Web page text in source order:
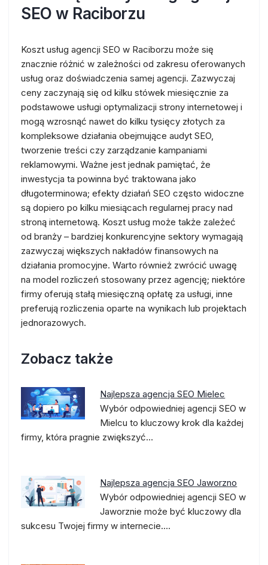
SEO w Raciborzu
Koszt usług agencji SEO w Raciborzu może się
znacznie różnić w zależności od zakresu oferowanych
usług oraz doświadczenia samej agencji. Zazwyczaj
ceny zaczynają się od kilku stówek miesięcznie za
podstawowe usługi optymalizacji strony internetowej i
mogą wzrosnąć nawet do kilku tysięcy złotych za
kompleksowe działania obejmujące audyt SEO,
tworzenie treści czy zarządzanie kampaniami
reklamowymi. Ważne jest jednak pamiętać, że
inwestycja ta powinna być traktowana jako
długoterminowa; efekty działań SEO często widoczne
są dopiero po kilku miesiącach regularnej pracy nad
stroną internetową. Koszt usług może także zależeć
od branży – bardziej konkurencyjne sektory wymagają
zazwyczaj większych nakładów finansowych na
działania promocyjne. Warto również zwrócić uwagę
na model rozliczeń stosowany przez agencję; niektóre
firmy oferują stałą miesięczną opłatę za usługi, inne
preferują rozliczenia oparte na wynikach lub projektach
jednorazowych.
Zobacz także
Najlepsza agencja SEO Mielec
Wybór odpowiedniej agencji SEO w
Mielcu to kluczowy krok dla każdej
firmy, która pragnie zwiększyć…
Najlepsza agencja SEO Jaworzno
Wybór odpowiedniej agencji SEO w
Jaworznie może być kluczowy dla
sukcesu Twojej firmy w internecie.…